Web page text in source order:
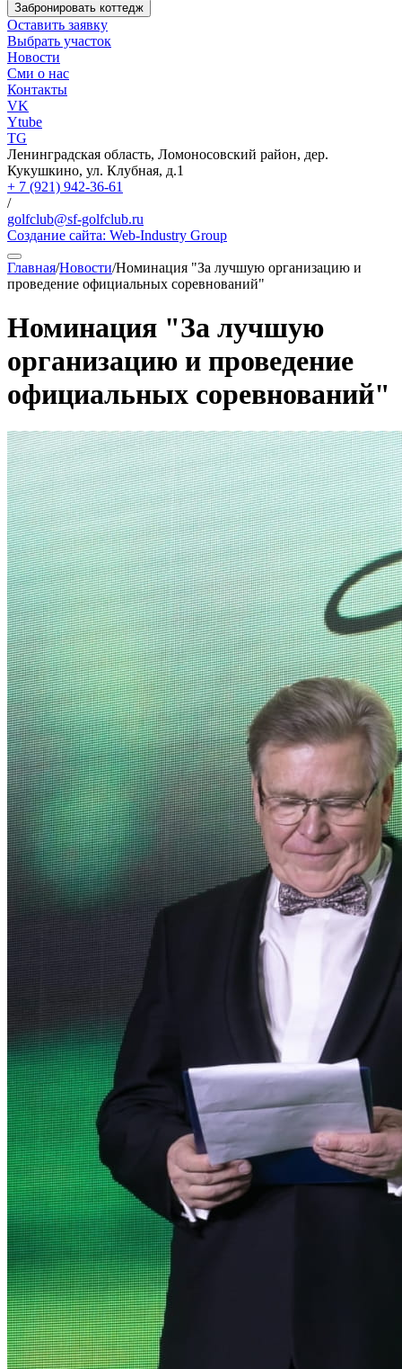
Забронировать коттедж
Оставить заявку
Выбрать участок
Новости
Сми о нас
Контакты
VK
Ytube
TG
Ленинградская область, Ломоносовский район, дер.
Кукушкино, ул. Клубная, д.1
+ 7 (921) 942-36-61
/
golfclub@sf-golfclub.ru
Создание сайта: Web-Industry Group
Главная/Новости/Номинация "За лучшую организацию и
проведение официальных соревнований"
Номинация "За лучшую
организацию и проведение
официальных соревнований"